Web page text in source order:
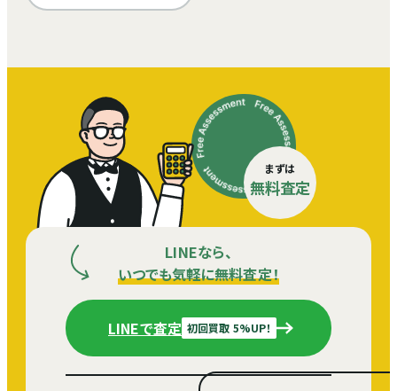
まずは
無料査定
LINEなら、
いつでも気軽に無料査定！
LINEで査定 初回買取 5%UP！